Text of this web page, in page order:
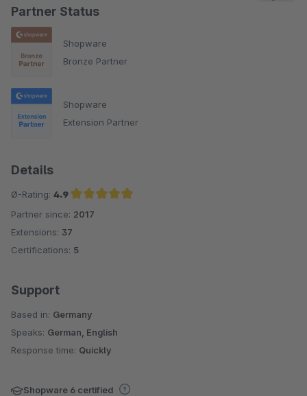
Partner Status
Shopware
Bronze Partner
Shopware
Extension Partner
Details
Ø-Rating: 4.9
Average rating of 4.9 out of 5 stars
Partner since: 2017
Extensions: 37
Certifications: 5
Support
Based in: Germany
Speaks: German, English
Response time: Quickly
Shopware 6 certified